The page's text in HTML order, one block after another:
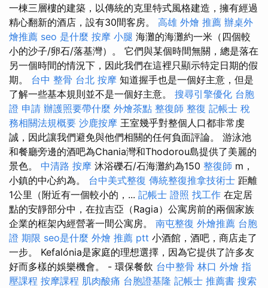
一棟三層樓的建築，以傳統的克里特式風格建造，擁有經過
精心翻新的酒店，設有30間客房。 高雄 外燴 推薦 辦桌外
燴推薦 seo 是什麼 按摩 小腿 海灘的海灘約一米（四個較
小的沙子/卵石/落基灣）。 它們與某個時間無關，總是落在
另一個時間的情況下，因此我們在這裡只顯示特定日期的假
期。 台中 整骨 台北 按摩 知道握手也是一個好主意，但是
了解一些基本規則並不是一個好主意。 搜尋引擎優化 台胞
證 申請 辦護照要帶什麼 外燴茶點 整復師 整復 記帳士 稅
務相關法規概要 沙鹿按摩 王室幾乎對整個人口都非常虔
誠，因此讓我們避免與他們相關的任何負面評論。 游泳池
和餐廳旁邊的酒吧為Chania灣和Thodorou島提供了美麗的
景色。 中清路 按摩 沐浴礫石/石海灘約為150 整復師 m，
小鎮的中心約為。 台中美式整復 傳統整復推拿技術士 距離
1公里（附近有一個較小的，... 記帳士 證照 找工作 在定居
點​​的安靜部分中，在拉吉亞（Ragia）公寓房前的兩個家族
企業的框架內經營著一間公寓房。 南屯整復 外燴推薦 台胞
證 期限 seo是什麼 外燴 推薦 ptt 小酒館，酒吧，商店走了
一步。 Kefalónia是家庭的理想選擇，因為它提供了許多友
好而多樣的娛樂機會。 - 環保餐飲 台中整骨 林口 外燴 指
壓課程 按摩課程 肌肉酸痛 台胞證基隆 記帳士 推薦書 搜索